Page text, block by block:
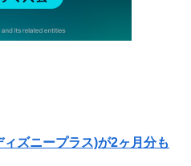
ズニープラス)が2ヶ月分も